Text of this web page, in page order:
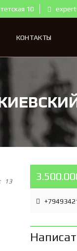
10
КОНТАКТЫ
13